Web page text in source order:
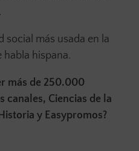
social más usada en la
habla hispana.
más de 250.000
canales, Ciencias de la
y Easypromos?